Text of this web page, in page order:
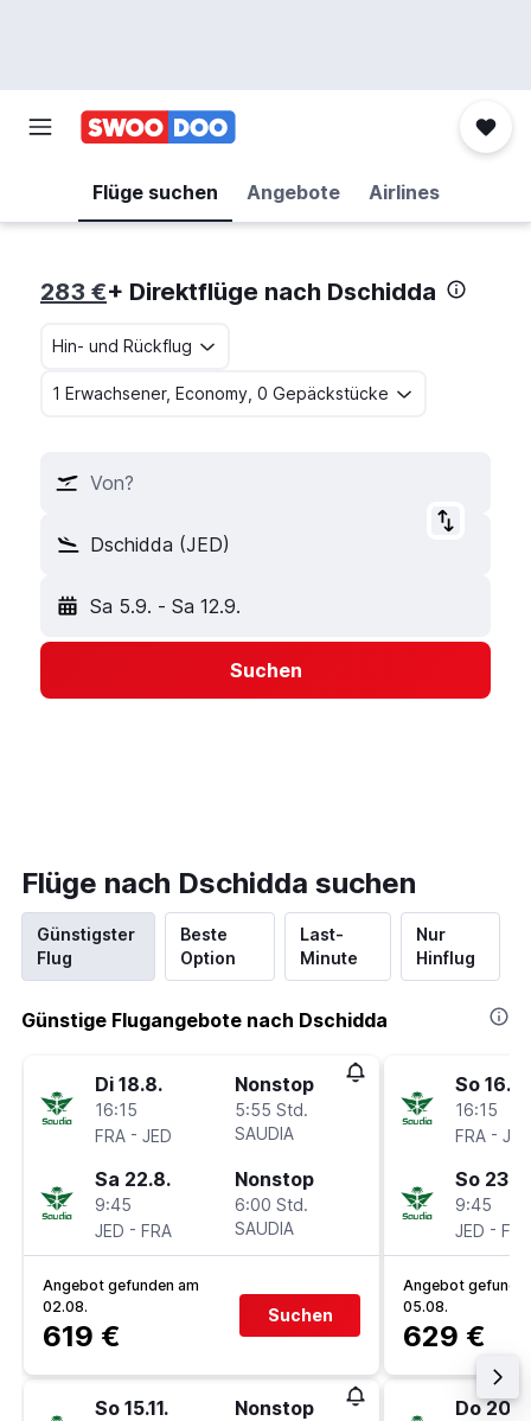
Flüge suchen Angebote Airlines
283 €+ Direktflüge nach Dschidda
Hin- und Rückflug
1 Erwachsener, Economy, 0 Gepäckstücke
Von?
Dschidda (JED)
Sa 5.9. - Sa 12.9.
Suchen
Flüge nach Dschidda suchen
Günstigster
Flug
Beste
Option
Last-
Minute
Nur
Hinflug
Günstige Flugangebote nach Dschidda
Di 18.8.
16:15
FRA - JED
Nonstop
5:55 Std.
SAUDIA
Sa 22.8.
9:45
JED - FRA
Nonstop
6:00 Std.
SAUDIA
Angebot gefunden am
02.08.
619 €
Suchen
So 15.11. Nonstop
So 16.8.
16:15
FRA - JED
So 23.8.
9:45
JED - FRA
Angebot
05.08.
629 €
Do